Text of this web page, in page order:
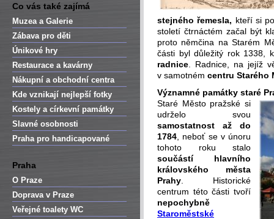
Co vás také zajímá
Muzea a Galerie
Zábava pro děti
Únikové hry
Restaurace a kavárny
Nákupní a obchodní centra
Kde vznikají nejlepší fotky
Kostely a církevní památky
Slavné osobnosti
Praha pro handicapované
Praha
O Praze
Doprava v Praze
Veřejné toalety WC
stejného řemesla, kteří si
století čtrnáctém začal být
proto němčina na Starém
části byl důležitý rok 1338,
radnice . Radnice, na jejíž
v samotném centru Starého
Významné památky staré
Staré Město pražské si
udrželo svou
samostatnost až do
1784 , neboť se v únoru
tohoto roku stalo
součástí hlavního
královského města
Prahy . Historické
centrum této části tvoří
nepochybně
Staroměstské